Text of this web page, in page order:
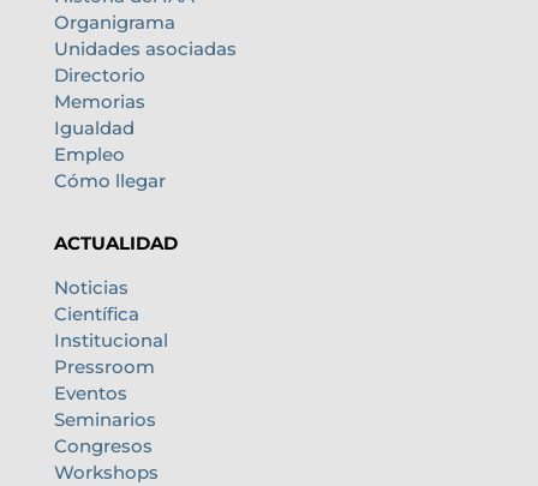
Organigrama
Unidades asociadas
Directorio
Memorias
Igualdad
Empleo
Cómo llegar
ACTUALIDAD
Noticias
Científica
Institucional
Pressroom
Eventos
Seminarios
Congresos
Workshops